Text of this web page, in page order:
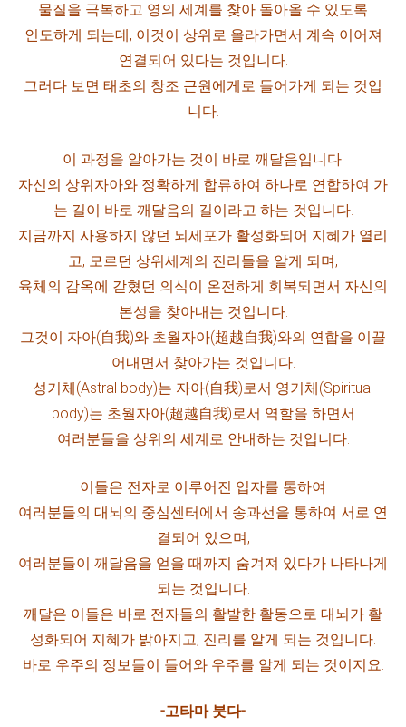
물질을 극복하고 영의 세계를 찾아 돌아올 수 있도록
인도하게 되는데, 이것이 상위로 올라가면서 계속 이어져
연결되어 있다는 것입니다.
그러다 보면 태초의 창조 근원에게로 들어가게 되는 것입
니다.
이 과정을 알아가는 것이 바로 깨달음입니다.
자신의 상위자아와 정확하게 합류하여 하나로 연합하여 가
는 길이 바로 깨달음의 길이라고 하는 것입니다.
지금까지 사용하지 않던 뇌세포가 활성화되어 지혜가 열리
고, 모르던 상위세계의 진리들을 알게 되며,
육체의 감옥에 갇혔던 의식이 온전하게 회복되면서 자신의
본성을 찾아내는 것입니다.
그것이 자아(自我)와 초월자아(超越自我)와의 연합을 이끌
어내면서 찾아가는 것입니다.
성기체(Astral body)는 자아(自我)로서 영기체(Spiritual
body)는 초월자아(超越自我)로서 역할을 하면서
여러분들을 상위의 세계로 안내하는 것입니다.
이들은 전자로 이루어진 입자를 통하여
여러분들의 대뇌의 중심센터에서 송과선을 통하여 서로 연
결되어 있으며,
여러분들이 깨달음을 얻을 때까지 숨겨져 있다가 나타나게
되는 것입니다.
깨달은 이들은 바로 전자들의 활발한 활동으로 대뇌가 활
성화되어 지혜가 밝아지고, 진리를 알게 되는 것입니다.
바로 우주의 정보들이 들어와 우주를 알게 되는 것이지요.
-고타마 붓다-